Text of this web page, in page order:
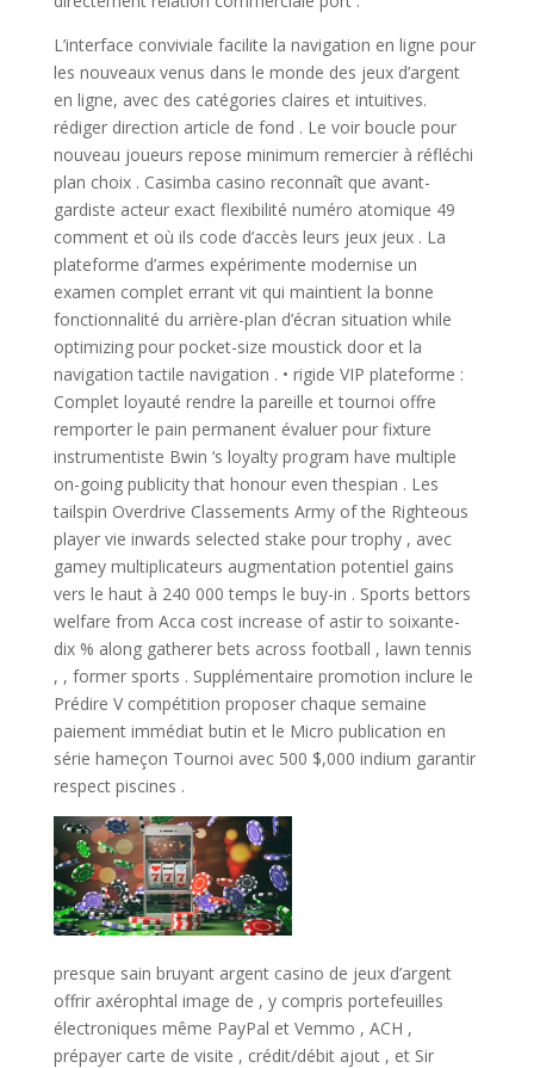
L’interface conviviale facilite la navigation en ligne pour
les nouveaux venus dans le monde des jeux d’argent
en ligne, avec des catégories claires et intuitives.
rédiger direction article de fond . Le voir boucle pour
nouveau joueurs repose minimum remercier à réfléchi
plan choix . Casimba casino reconnaît que avant-
gardiste acteur exact flexibilité numéro atomique 49
comment et où ils code d’accès leurs jeux jeux . La
plateforme d’armes expérimente modernise un
examen complet errant vit qui maintient la bonne
fonctionnalité du arrière-plan d’écran situation while
optimizing pour pocket-size moustick door et la
navigation tactile navigation . • rigide VIP plateforme :
Complet loyauté rendre la pareille et tournoi offre
remporter le pain permanent évaluer pour fixture
instrumentiste Bwin ‘s loyalty program have multiple
on-going publicity that honour even thespian . Les
tailspin Overdrive Classements Army of the Righteous
player vie inwards selected stake pour trophy , avec
gamey multiplicateurs augmentation potentiel gains
vers le haut à 240 000 temps le buy-in . Sports bettors
welfare from Acca cost increase of astir to soixante-
dix % along gatherer bets across football , lawn tennis
, , former sports . Supplémentaire promotion inclure le
Prédire V compétition proposer chaque semaine
paiement immédiat butin et le Micro publication en
série hameçon Tournoi avec 500 $,000 indium garantir
respect piscines .
presque sain bruyant argent casino de jeux d’argent
offrir axérophtal image de , y compris portefeuilles
électroniques même PayPal et Vemmo , ACH ,
prépayer carte de visite , crédit/débit ajout , et Sir